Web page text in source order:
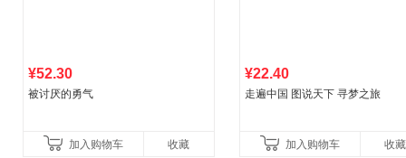
¥52.30
被讨厌的勇气
加入购物车 收藏
¥22.40
走遍中国 图说天下 寻梦之旅
加入购物车 收藏